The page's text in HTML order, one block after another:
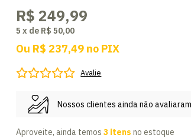
R$ 249,99
5 x de R$ 50,00
Ou R$ 237,49 no PIX
Avalie
Nossos clientes ainda não
Aproveite, ainda temos 3 itens no estoque